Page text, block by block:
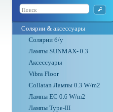
Солярии & аксессуары
Солярии б/у
Лампы SUNMAX- 0.3
Аксессуары
Vibra Floor
Collatan Лампы 0.3 W/m2
Лампы ЕС 0.6 W/m2
Лампы Type-III